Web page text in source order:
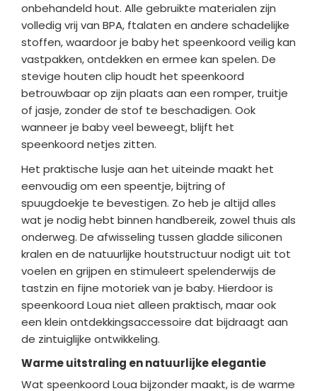
onbehandeld hout. Alle gebruikte materialen zijn
volledig vrij van BPA, ftalaten en andere schadelijke
stoffen, waardoor je baby het speenkoord veilig kan
vastpakken, ontdekken en ermee kan spelen. De
stevige houten clip houdt het speenkoord
betrouwbaar op zijn plaats aan een romper, truitje
of jasje, zonder de stof te beschadigen. Ook
wanneer je baby veel beweegt, blijft het
speenkoord netjes zitten.
Het praktische lusje aan het uiteinde maakt het
eenvoudig om een speentje, bijtring of
spuugdoekje te bevestigen. Zo heb je altijd alles
wat je nodig hebt binnen handbereik, zowel thuis als
onderweg. De afwisseling tussen gladde siliconen
kralen en de natuurlijke houtstructuur nodigt uit tot
voelen en grijpen en stimuleert spelenderwijs de
tastzin en fijne motoriek van je baby. Hierdoor is
speenkoord Loua niet alleen praktisch, maar ook
een klein ontdekkingsaccessoire dat bijdraagt aan
de zintuiglijke ontwikkeling.
Warme uitstraling en natuurlijke elegantie
Wat speenkoord Loua bijzonder maakt, is de warme